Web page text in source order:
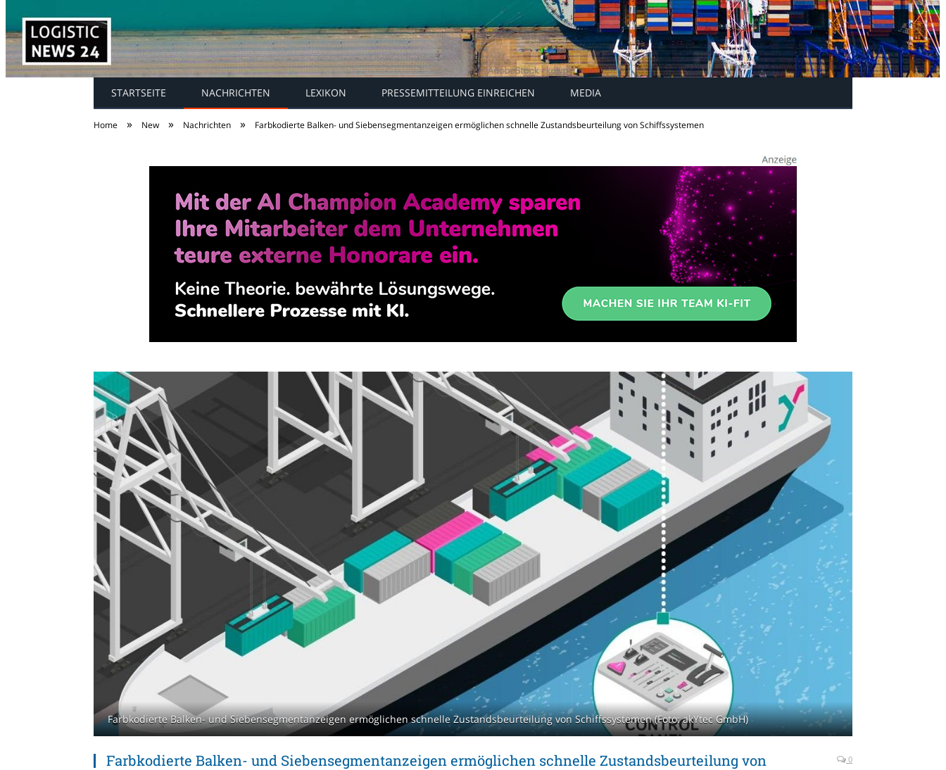
STARTSEITE NACHRICHTEN LEXIKON PRESSEMITTEILUNG EINREICHEN MEDIA
Home » New » Nachrichten » Farbkodierte Balken- und Siebensegmentanzeigen ermöglichen schnelle Zustandsbeurteilung von Schiffssystemen
Farbkodierte Balken- und Siebensegmentanzeigen ermöglichen schnelle Zustandsbeurteilung von Schiffssystemen (Foto: akYtec GmbH)
Farbkodierte Balken- und Siebensegmentanzeigen ermöglichen schnelle Zustandsbeurteilung von
0